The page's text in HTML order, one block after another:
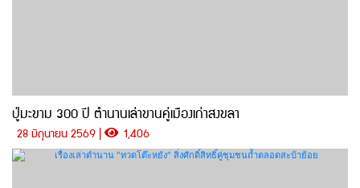
ปู่มะขาม 300 ปี ตำนานเล่าขานคู่เมืองเก่าสงขลา
28 มิถุนายน 2569 | 1,406